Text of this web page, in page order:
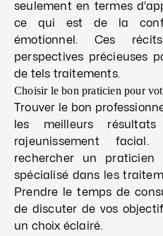
seulement en termes
ce qui est de la
émotionnel. Ces
perspectives précieuses
de tels traitements.
Choisir le bon praticien pour
Trouver le bon
les meilleurs
rajeunissement
rechercher un praticien
spécialisé dans les
Prendre le temps de
de discuter de vos
un choix éclairé.